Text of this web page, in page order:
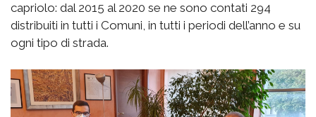
capriolo: dal 2015 al 2020 se ne sono contati 294
distribuiti in tutti i Comuni, in tutti i periodi dell’anno e su
ogni tipo di strada.